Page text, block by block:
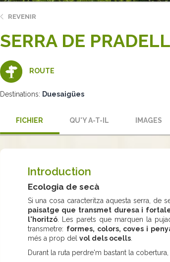
REVENIR
SERRA DE PRADELL
ROUTE
Destinations: Duesaigües
FICHIER QU'Y A-T-IL IMAGES
Introduction
Ecologia de secà
Si una cosa caracteritza aquesta serra, de
paisatge que transmet duresa i
l'horitzó. Les parets que marquen la
transmetre: formes, colors, coves i
més a prop del vol dels ocells.
Durant la ruta perdre'm bastant la cobertura,